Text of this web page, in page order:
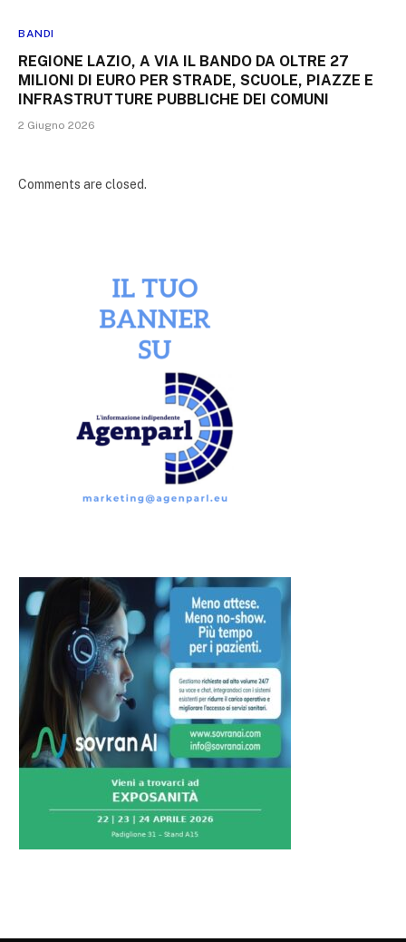
BANDI
REGIONE LAZIO, A VIA IL BANDO DA OLTRE 27
MILIONI DI EURO PER STRADE, SCUOLE, PIAZZE E
INFRASTRUTTURE PUBBLICHE DEI COMUNI
2 Giugno 2026
Comments are closed.